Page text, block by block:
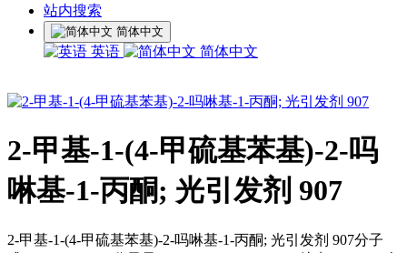
站内搜索
简体中文
英语 简体中文
2-甲基-1-(4-甲硫基苯基)-2-吗
啉基-1-丙酮; 光引发剂 907
2-甲基-1-(4-甲硫基苯基)-2-吗啉基-1-丙酮; 光引发剂 907分子